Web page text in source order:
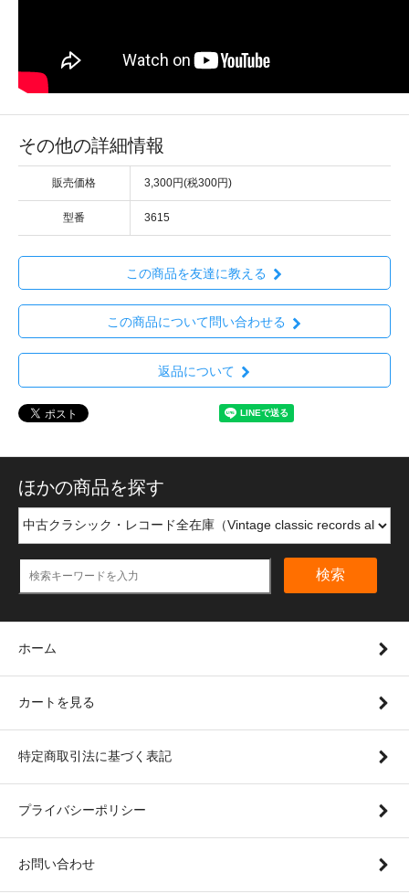
その他の詳細情報
販売価格 3,300円(税300円)
型番 3615
この商品を友達に教える
この商品について問い合わせる
返品について
ほかの商品を探す
検索
ホーム
カートを見る
特定商取引法に基づく表記
プライバシーポリシー
お問い合わせ